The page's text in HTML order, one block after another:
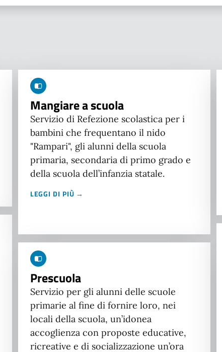
Mangiare a scuola
Servizio di Refezione scolastica per i
bambini che frequentano il nido
"Rampari", gli alunni della scuola
primaria, secondaria di primo grado e
della scuola dell’infanzia statale.
LEGGI DI PIÙ →
Prescuola
Servizio per gli alunni delle scuole
primarie al fine di fornire loro, nei
locali della scuola, un’idonea
accoglienza con proposte educative,
ricreative e di socializzazione un’ora